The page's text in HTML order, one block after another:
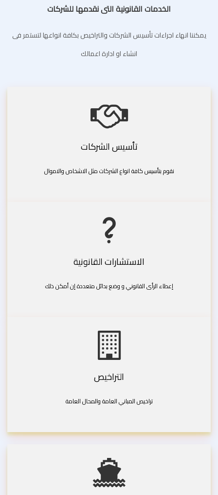
الخدمات القانونية التى نقدمها للشركات
يمكننا انهاء اجراءات تأسيس الشركات والتراخيص بكافة انواعها لتستمر فى
انشاء او ادارة اعمالك
تأسيس الشركات
نقوم بتأسيس كافة انواع الشركات مثل الاشخاص والاموال
الاستشارات القانونية
إعطاء الرأى القانوني و وضع بدائل متعددة إن أمكن ذلك
التراخيص
تراخيص المباني العامة والمحال العامة